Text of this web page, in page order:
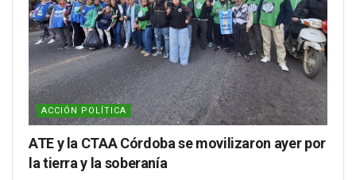
ACCIÓN POLÍTICA
ATE y la CTAA Córdoba se movilizaron ayer por
la tierra y la soberanía